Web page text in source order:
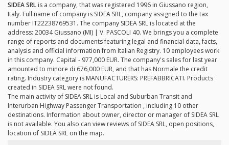
SIDEA SRL is a company, that was registered 1996 in Giussano region,
Italy. Full name of company is SIDEA SRL, company assigned to the tax
number IT22238769531. The company SIDEA SRL is located at the
address: 20034 Giussano (MI) | V. PASCOLI 40. We brings you a complete
range of reports and documents featuring legal and financial data, facts,
analysis and official information from Italian Registry. 10 employees work
in this company. Capital - 977,000 EUR. The company's sales for last year
amounted to minore di 676,000 EUR, and that has Normale the credit
rating. Industry category is MANUFACTURERS: PREFABBRICATI. Products
created in SIDEA SRL were not found.
The main activity of SIDEA SRL is Local and Suburban Transit and
Interurban Highway Passenger Transportation , including 10 other
destinations. Information about owner, director or manager of SIDEA SRL
is not available. You also can view reviews of SIDEA SRL, open positions,
location of SIDEA SRL on the map.